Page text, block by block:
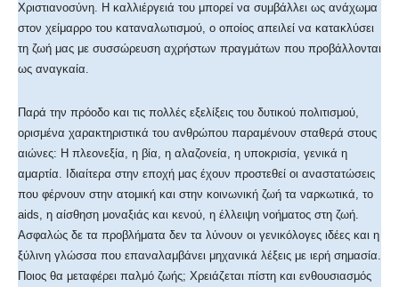
Χριστιανοσύνη. Η καλλιέργειά του μπορεί να συμβάλλει ως ανάχωμα
στον χείμαρρο του καταναλωτισμού, ο οποίος απειλεί να κατακλύσει
τη ζωή μας με συσσώρευση αχρήστων πραγμάτων που προβάλλονται
ως αναγκαία.
Παρά την πρόοδο και τις πολλές εξελίξεις του δυτικού πολιτισμού,
ορισμένα χαρακτηριστικά του ανθρώπου παραμένουν σταθερά στους
αιώνες: Η πλεονεξία, η βία, η αλαζονεία, η υποκρισία, γενικά η
αμαρτία. Ιδιαίτερα στην εποχή μας έχουν προστεθεί οι αναστατώσεις
που φέρνουν στην ατομική και στην κοινωνική ζωή τα ναρκωτικά, το
aids, η αίσθηση μοναξιάς και κενού, η έλλειψη νοήματος στη ζωή.
Ασφαλώς δε τα προβλήματα δεν τα λύνουν οι γενικόλογες ιδέες και η
ξύλινη γλώσσα που επαναλαμβάνει μηχανικά λέξεις με ιερή σημασία.
Ποιος θα μεταφέρει παλμό ζωής; Χρειάζεται πίστη και ενθουσιασμός